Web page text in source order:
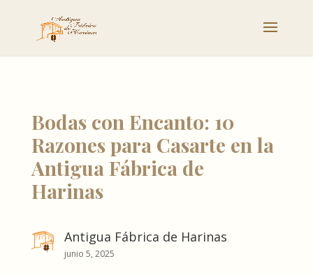
Bodas con Encanto: 10
Razones para Casarte en la
Antigua Fábrica de
Harinas
Antigua Fábrica de Harinas
junio 5, 2025